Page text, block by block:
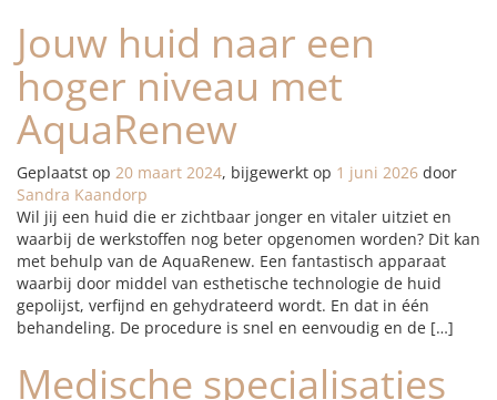
Jouw huid naar een
hoger niveau met
AquaRenew
Geplaatst op 20 maart 2024, bijgewerkt op 1 juni 2026 door
Sandra Kaandorp
Wil jij een huid die er zichtbaar jonger en vitaler uitziet en
waarbij de werkstoffen nog beter opgenomen worden? Dit kan
met behulp van de AquaRenew. Een fantastisch apparaat
waarbij door middel van esthetische technologie de huid
gepolijst, verfijnd en gehydrateerd wordt. En dat in één
behandeling. De procedure is snel en eenvoudig en de […]
Medische specialisaties